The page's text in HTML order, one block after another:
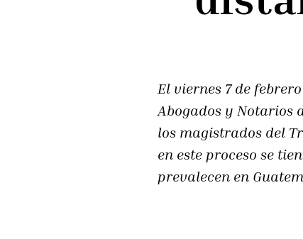
El viernes 7 de
Abogados y Notarios
los magistrados del
en este proceso se
prevalecen en